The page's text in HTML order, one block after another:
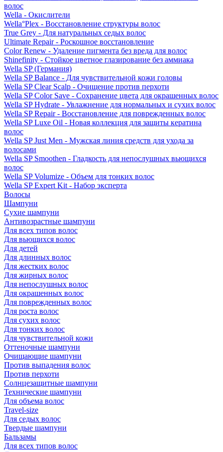
волос
Wella - Окислители
Wella°Plex - Восстановление структуры волос
True Grey - Для натуральных седых волос
Ultimate Repair - Роскошное восстановление
Color Renew - Удаление пигмента без вреда для волос
Shinefinity - Стойкое цветное глазирование без аммиака
Wella SP (Германия)
Wella SP Balance - Для чувствительной кожи головы
Wella SP Clear Scalp - Очищение против перхоти
Wella SP Color Save - Сохранение цвета для окрашенных волос
Wella SP Hydrate - Увлажнение для нормальных и сухих волос
Wella SP Repair - Восстановление для поврежденных волос
Wella SP Luxe Oil - Новая коллекция для защиты кератина
волос
Wella SP Just Men - Мужская линия средств для ухода за
волосами
Wella SP Smoothen - Гладкость для непослушных вьющихся
волос
Wella SP Volumize - Объем для тонких волос
Wella SP Expert Kit - Набор эксперта
Волосы
Шампуни
Сухие шампуни
Антивозрастные шампуни
Для всех типов волос
Для вьющихся волос
Для детей
Для длинных волос
Для жестких волос
Для жирных волос
Для непослушных волос
Для окрашенных волос
Для поврежденных волос
Для роста волос
Для сухих волос
Для тонких волос
Для чувствительной кожи
Оттеночные шампуни
Очищающие шампуни
Против выпадения волос
Против перхоти
Солнцезащитные шампуни
Технические шампуни
Для объема волос
Travel-size
Для седых волос
Твердые шампуни
Бальзамы
Для всех типов волос